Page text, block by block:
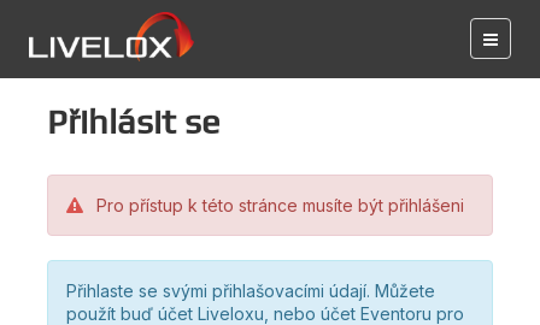
Přihlásit se
Pro přístup k této stránce musíte být přihlášeni
Přihlaste se svými přihlašovacími údají. Můžete
použít buď účet Liveloxu, nebo účet Eventoru pro